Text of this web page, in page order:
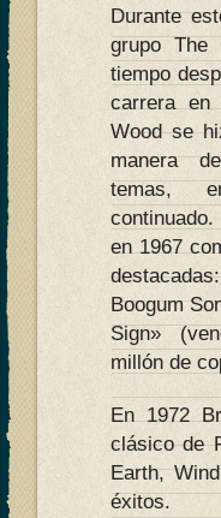
Durante
grupo The
tiempo
carrera en
Wood se
manera
temas,
en 1967
Boogum
Sign»
millón de
En 1972
clásico de
Earth,
éxitos.